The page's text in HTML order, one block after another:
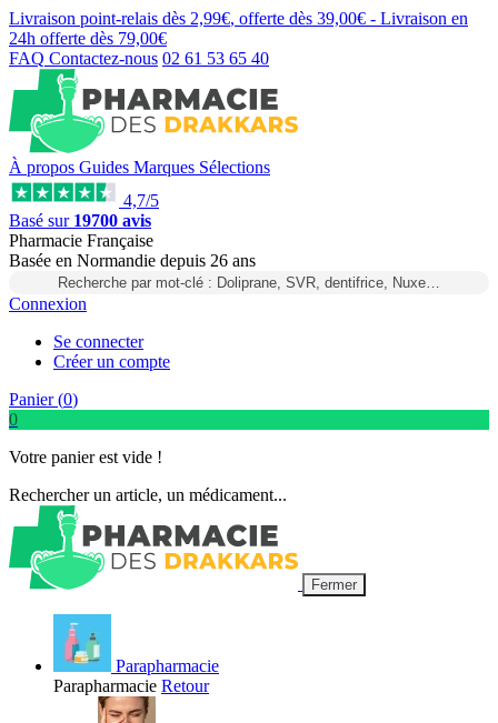
Livraison point-relais dès 2,99€, offerte dès 39,00€ - Livraison en
24h offerte dès 79,00€
FAQ Contactez-nous 02 61 53 65 40
À propos Guides Marques Sélections
4,7/5
Basé sur 19700 avis
Pharmacie Française
Basée en Normandie depuis 26 ans
Recherche par mot-clé : Doliprane, SVR, dentifrice, Nuxe…
Connexion
Se connecter
Créer un compte
Panier (0)
0
Votre panier est vide !
Rechercher un article, un médicament...
Fermer
Parapharmacie
Parapharmacie Retour